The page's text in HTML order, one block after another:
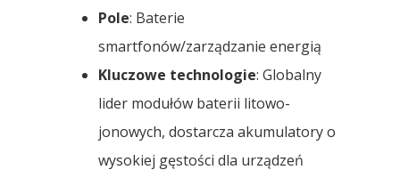
Pole: Baterie
smartfonów/zarządzanie energią
Kluczowe technologie: Globalny
lider modułów baterii litowo-
jonowych, dostarcza akumulatory o
wysokiej gęstości dla urządzeń